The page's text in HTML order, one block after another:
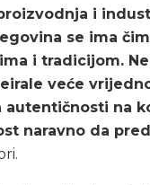
i
se ima
i tradicijom.
veće
autentičnosti na
naravno da